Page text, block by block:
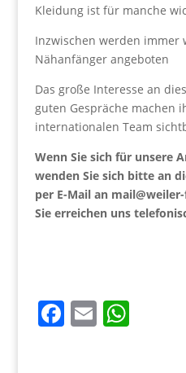
Kleidung ist für manche
Inzwischen werden immer
Nähanfänger angeboten
Das große Interesse an
guten Gespräche machen
internationalen Team
Wenn Sie sich für unsere
wenden Sie sich bitte an
per E-Mail an
Sie erreichen uns
F E W